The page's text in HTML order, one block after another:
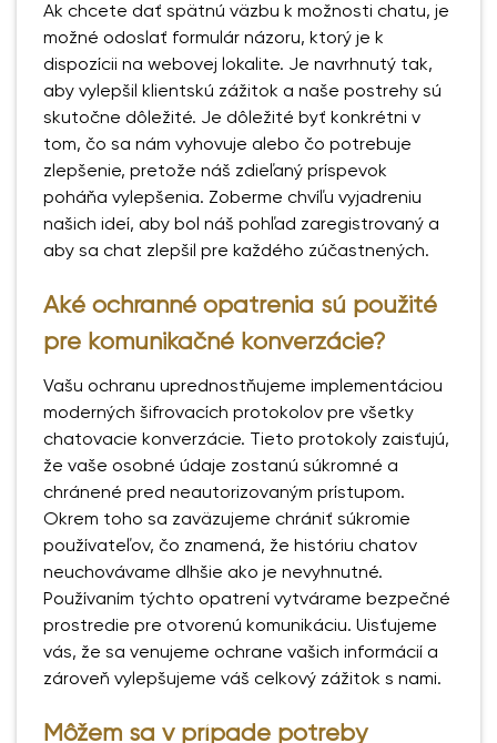
Ak chcete dať spätnú väzbu k možnosti chatu, je
možné odoslať formulár názoru, ktorý je k
dispozícii na webovej lokalite. Je navrhnutý tak,
aby vylepšil klientskú zážitok a naše postrehy sú
skutočne dôležité. Je dôležité byť konkrétni v
tom, čo sa nám vyhovuje alebo čo potrebuje
zlepšenie, pretože náš zdieľaný príspevok
poháňa vylepšenia. Zoberme chvíľu vyjadreniu
našich ideí, aby bol náš pohľad zaregistrovaný a
aby sa chat zlepšil pre každého zúčastnených.
Aké ochranné opatrenia sú použité
pre komunikačné konverzácie?
Vašu ochranu uprednostňujeme implementáciou
moderných šifrovacích protokolov pre všetky
chatovacie konverzácie. Tieto protokoly zaisťujú,
že vaše osobné údaje zostanú súkromné a
chránené pred neautorizovaným prístupom.
Okrem toho sa zaväzujeme chrániť súkromie
používateľov, čo znamená, že históriu chatov
neuchovávame dlhšie ako je nevyhnutné.
Používaním týchto opatrení vytvárame bezpečné
prostredie pre otvorenú komunikáciu. Uisťujeme
vás, že sa venujeme ochrane vašich informácií a
zároveň vylepšujeme váš celkový zážitok s nami.
Môžem sa v prípade potreby